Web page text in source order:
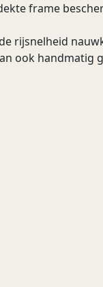
frame
rijsnelheid
ook handmatig